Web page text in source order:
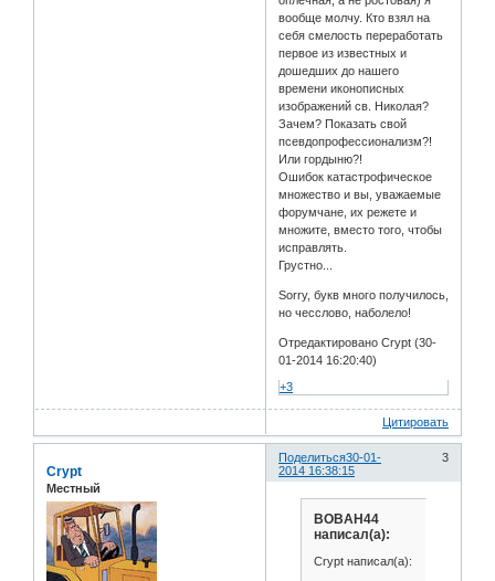
вообще молчу. Кто взял на
себя смелость переработать
первое из известных и
дошедших до нашего
времени иконописных
изображений св. Николая?
Зачем? Показать свой
псевдопрофессионализм?!
Или гордыню?!
Ошибок катастрофическое
множество и вы, уважаемые
форумчане, их режете и
множите, вместо того, чтобы
исправлять.
Грустно...
Sorry, букв много получилось,
но чесслово, наболело!
Отредактировано Crypt (30-
01-2014 16:20:40)
+3
Цитировать
Поделиться 3
30-01-
2014 16:38:15
Crypt
Местный
BOBAH44
написал(а):
Crypt написал(а):